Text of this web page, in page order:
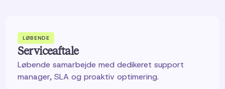
LØBENDE
Serviceaftale
Løbende samarbejde med dedikeret support
manager, SLA og proaktiv optimering.